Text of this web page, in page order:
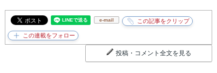
e-mail
投稿・コメント全文を見る